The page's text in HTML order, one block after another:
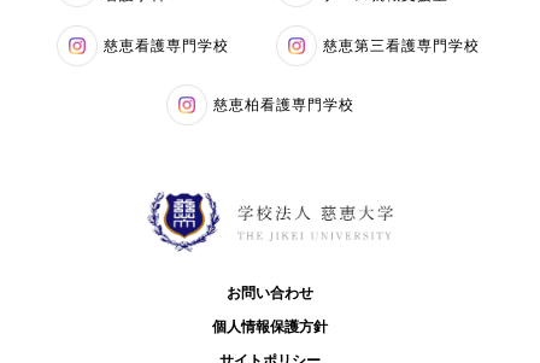
慈恵看護専門学校 慈恵第三看護専門学校
慈恵柏看護専門学校
お問い合わせ
個人情報保護方針